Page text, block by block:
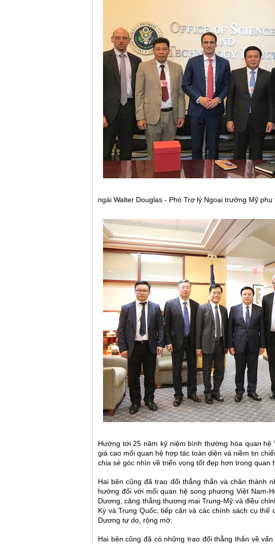
ngài Walter Douglas - Phó Trợ lý Ngoại trưởng Mỹ
Hướng tới 25 năm kỷ niệm bình thường hóa quan
giá cao mối quan hệ hợp tác toàn diện và niềm tin
chia sẻ góc nhìn về triển vọng tốt đẹp hơn trong quan
Hai bên cũng đã trao đổi thẳng thắn và chân thành
hưởng đối với mối quan hệ song phương Việt Nam-
Dương, căng thẳng thương mại Trung-Mỹ và điều
Kỳ và Trung Quốc; tiếp cận và các chính sách cụ
Dương tự do, rộng mở.
Hai bên cũng đã có những trao đổi thẳng thắn về